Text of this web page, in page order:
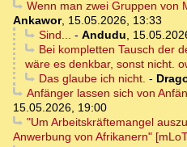
Wenn man zwei Gruppen von
Ankawor, 15.05.2026, 13:33
Sind... - Andudu,
Bei kompletten Tausch der
wäre es denkbar, sonst nicht.
Das glaube ich nicht. -
Anfänger lassen sich von
15.05.2026, 19:00
"Um Arbeitskräftemangel
Anwerbung von Afrikanern"